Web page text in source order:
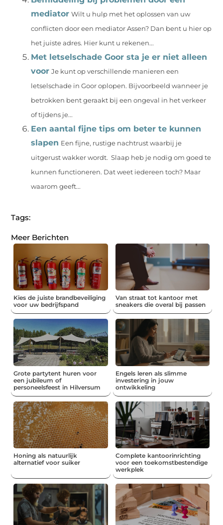
mediator Wilt u hulp met het oplossen van uw
conflicten door een mediator Assen? Dan bent u hier op
het juiste adres. Hier kunt u rekenen...
Met letselschade Goor sta je er niet alleen
voor Je kunt op verschillende manieren een
letselschade in Goor oplopen. Bijvoorbeeld wanneer je
betrokken bent geraakt bij een ongeval in het verkeer
of tijdens je...
Een aantal fijne tips om beter te kunnen
slapen Een fijne, rustige nachtrust waarbij je
uitgerust wakker wordt. Slaap heb je nodig om goed te
kunnen functioneren. Dat weet iedereen toch? Maar
waarom geeft...
Tags:
Meer Berichten
Kies de juiste brandbeveiliging
voor uw bedrijfspand
Van straat tot kantoor met
sneakers die overal bij passen
Grote partytent huren voor
een jubileum of
personeelsfeest in Hilversum
Engels leren als slimme
investering in jouw
ontwikkeling
Honing als natuurlijk
alternatief voor suiker
Complete kantoorinrichting
voor een toekomstbestendige
werkplek